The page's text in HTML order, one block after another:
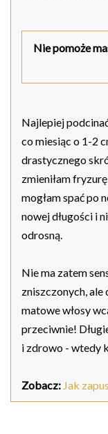
Nie pomoże
Najlepiej
co miesiąc o 1-2
drastycznego
zmieniłam
mogłam spać po
nowej długości i
odrosną.
Nie ma zatem
zniszczonych, ale
matowe włosy
przeciwnie!
i zdrowo - wtedy
Zobacz: Jak